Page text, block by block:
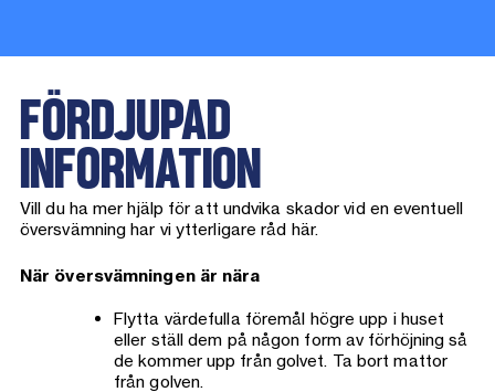
FÖRDJUPAD
INFORMATION
Vill du ha mer hjälp för att undvika skador vid en eventuell
översvämning har vi ytterligare råd här.
När översvämningen är nära
Flytta värdefulla föremål högre upp i huset
eller ställ dem på någon form av förhöjning så
de kommer upp från golvet. Ta bort mattor
från golven.